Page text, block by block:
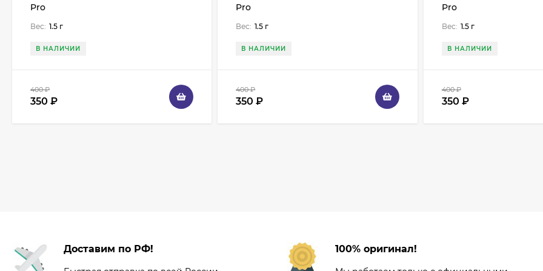
Pro
Вес: 1.5 г
В НАЛИЧИИ
400₽
350 ₽
Pro
Вес: 1.5 г
В НАЛИЧИИ
400₽
350₽
Pro
Вес: 1.5 г
В НАЛИЧИИ
400₽
350 ₽
Доставим по РФ! 100% оригинал!